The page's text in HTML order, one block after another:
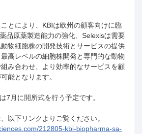
とにより、 KBIは欧州の顧客向けに臨
品原薬製造能力の強化、 Selexisは需要
物細胞株の開発技術とサービスの提供
高レベルの細胞株開発と専門的な動物
み合わせ、より効率的なサービスを顧
能となります。
は7 月に開所式を行う予定です。
以下リンクよりご覧ください。
212805-kbi-biopharma-sa-